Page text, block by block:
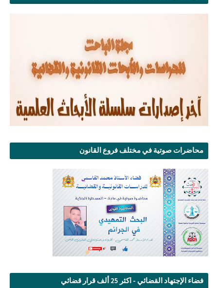
محاضرات صوتية في مختلف فروع القانون
فضاء الإجتهاد القضائي - اكثر 25 ألف قرار قضائي